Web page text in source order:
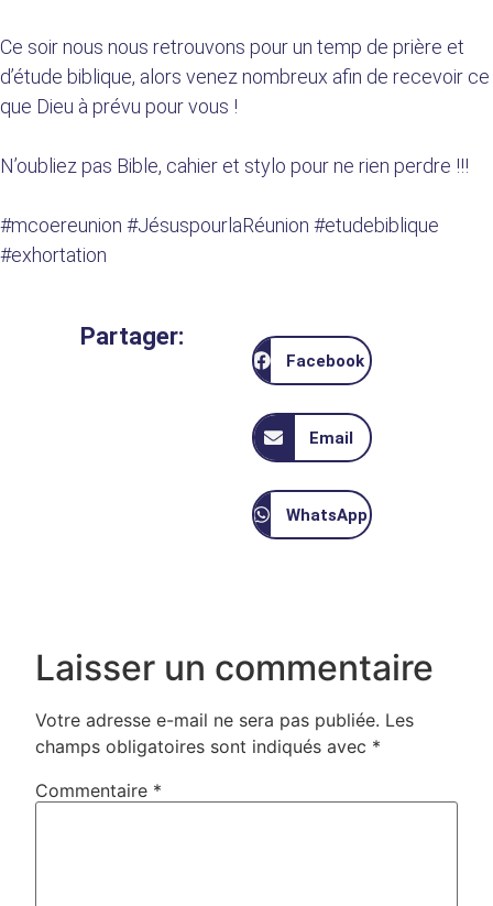
Ce soir nous nous retrouvons pour un temp de prière et
d’étude biblique, alors venez nombreux afin de recevoir ce
que Dieu à prévu pour vous !
N’oubliez pas Bible, cahier et stylo pour ne rien perdre !!!
#mcoereunion #JésuspourlaRéunion #etudebiblique
#exhortation
Partager:
Facebook
Email
WhatsApp
Laisser un commentaire
Votre adresse e-mail ne sera pas publiée. Les
champs obligatoires sont indiqués avec *
Commentaire *